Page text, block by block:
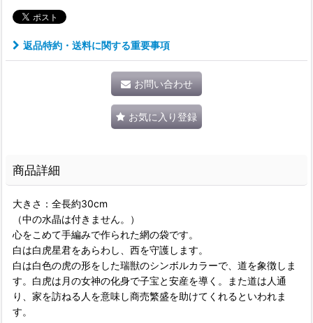
返品特約・送料に関する重要事項
お問い合わせ
お気に入り登録
商品詳細
大きさ：全長約30cm
（中の水晶は付きません。）
心をこめて手編みで作られた網の袋です。
白は白虎星君をあらわし、西を守護します。
白は白色の虎の形をした瑞獣のシンボルカラーで、道を象徴しま
す。白虎は月の女神の化身で子宝と安産を導く。また道は人通
り、家を訪ねる人を意味し商売繁盛を助けてくれるといわれま
す。